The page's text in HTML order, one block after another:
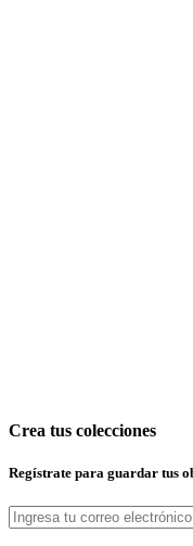
Crea tus colecciones
Regístrate para guardar tus